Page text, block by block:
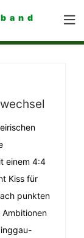
einem 4:4
Kiss für
punkten